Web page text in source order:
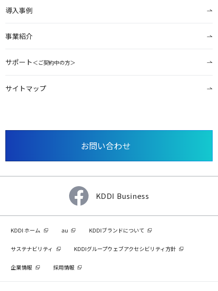
導入事例
事業紹介
サポート＜ご契約中の方＞
サイトマップ
お問い合わせ
KDDI Business
KDDI ホーム au KDDIブランドについて
サステナビリティ KDDIグループウェブアクセシビリティ方針
企業情報 採用情報